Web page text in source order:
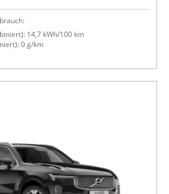
14,7 kWh/100 km
0 g/km